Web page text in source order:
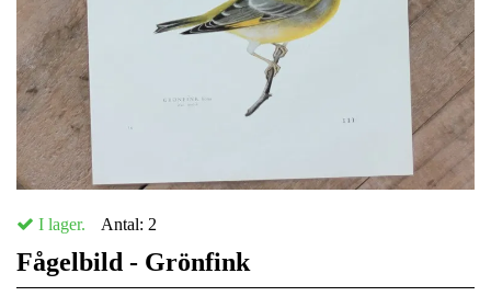
I lager. Antal: 2
Fågelbild - Grönfink